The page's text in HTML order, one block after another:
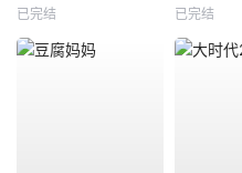
已完结 已完结